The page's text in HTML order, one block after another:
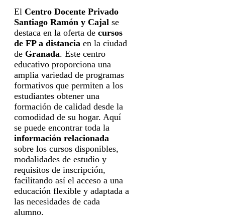
El Centro Docente Privado
Santiago Ramón y Cajal se
destaca en la oferta de cursos
de FP a distancia en la ciudad
de Granada. Este centro
educativo proporciona una
amplia variedad de programas
formativos que permiten a los
estudiantes obtener una
formación de calidad desde la
comodidad de su hogar. Aquí
se puede encontrar toda la
información relacionada
sobre los cursos disponibles,
modalidades de estudio y
requisitos de inscripción,
facilitando así el acceso a una
educación flexible y adaptada a
las necesidades de cada
alumno.